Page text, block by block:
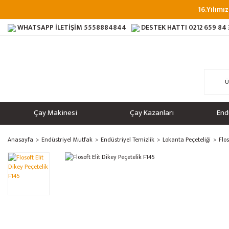
WHATSAPP İLETİŞİM 5558884844 DESTEK HATTI 0212 659 84
Çay Makinesi Çay Kazanları
Anasayfa Endüstriyel Mutfak Endüstriyel Temizlik Lokanta Peçeteliği